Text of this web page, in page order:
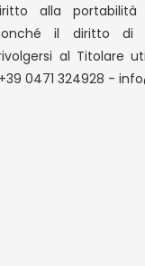
alla
il diritto di
al Titolare
0471 324928 -